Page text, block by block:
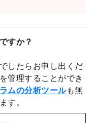
すか？
したらお申し出くだ
管理することができ
ムの分析ツールも無
す。